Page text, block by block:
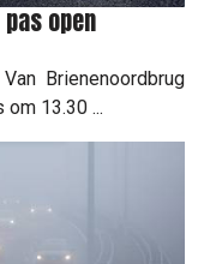
open
Brienenoordbrug
13.30 ...